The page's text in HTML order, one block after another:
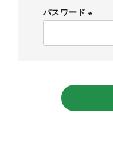
)
パスワード
必